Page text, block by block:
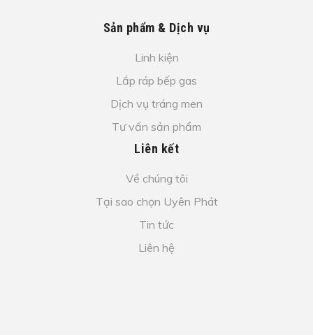
Sản phẩm & Dịch vụ
Linh kiện
Lắp ráp bếp gas
Dịch vụ tráng men
Tư vấn sản phẩm
Liên kết
Về chúng tôi
Tại sao chọn Uyên Phát
Tin tức
Liên hệ